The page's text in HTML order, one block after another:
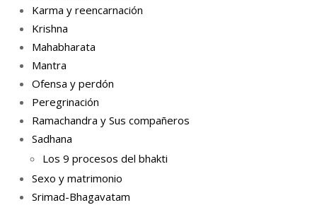
Karma y reencarnación
Krishna
Mahabharata
Mantra
Ofensa y perdón
Peregrinación
Ramachandra y Sus compañeros
Sadhana
Los 9 procesos del bhakti
Sexo y matrimonio
Srimad-Bhagavatam